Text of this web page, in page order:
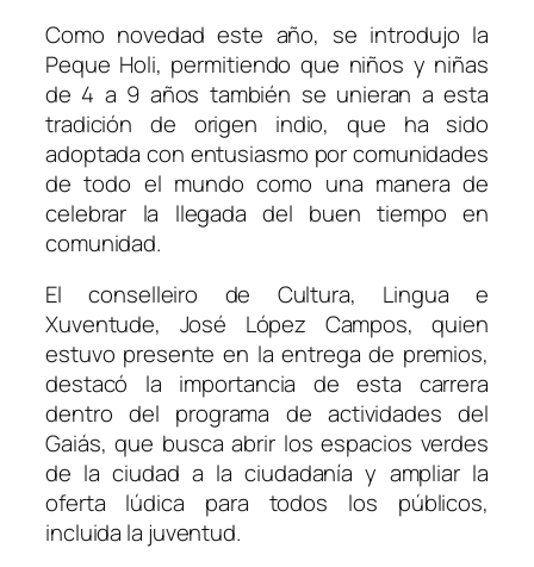
Como novedad este año, se introdujo la
Peque Holi, permitiendo que niños y niñas
de 4 a 9 años también se unieran a esta
tradición de origen indio, que ha sido
adoptada con entusiasmo por comunidades
de todo el mundo como una manera de
celebrar la llegada del buen tiempo en
comunidad.
El conselleiro de Cultura, Lingua e
Xuventude, José López Campos, quien
estuvo presente en la entrega de premios,
destacó la importancia de esta carrera
dentro del programa de actividades del
Gaiás, que busca abrir los espacios verdes
de la ciudad a la ciudadanía y ampliar la
oferta lúdica para todos los públicos,
incluida la juventud.